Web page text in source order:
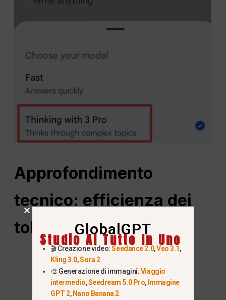
Approfondimento
tecnico: efficienza dei
token e linguaggi
GlobalGPT
Studio AI Tutto In Uno
🎬 Creazione video:Seedance 2.0,Veo 3.1,
Kling 3.0,Sora 2
🎨 Generazione di immagini:Viaggio
intermedio,Seedream 5.0 Pro, Immagine
GPT 2, Nano Banana 2